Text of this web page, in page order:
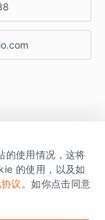
心平台为 GrowingIO
的使用情况，这将
的使用，以及如
议 。如你点击同意